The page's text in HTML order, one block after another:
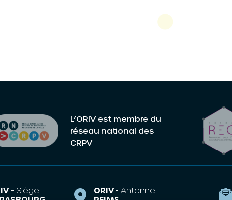
L’ORIV est membre du
réseau national des
CRPV
- Siège :
ORIV - Antenne :